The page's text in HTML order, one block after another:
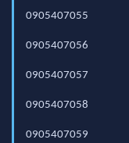
0905407055
0905407056
0905407057
0905407058
0905407059